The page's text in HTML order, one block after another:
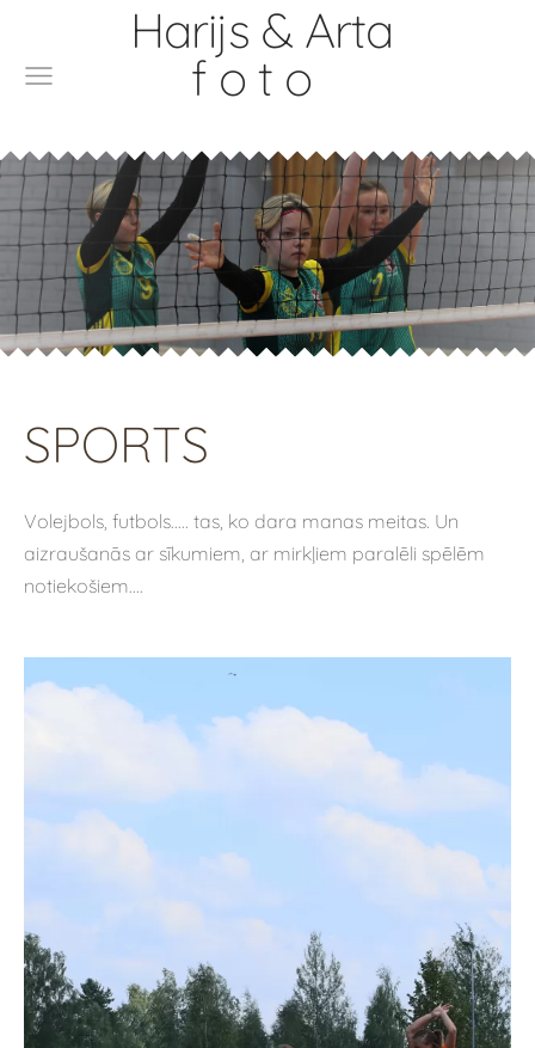
Harijs & Arta
f o t o
SPORTS
Volejbols, futbols..... tas, ko dara manas meitas. Un
aizraušanās ar sīkumiem, ar mirkļiem paralēli spēlēm
notiekošiem....